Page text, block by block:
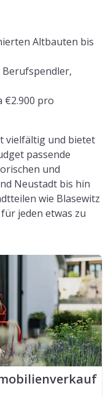
Altbauten bis
Berufspendler,
€2.900 pro
vielfältig und bietet
passende
und
Neustadt bis hin
wie Blasewitz
jeden etwas zu